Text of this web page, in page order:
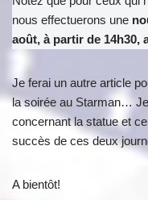
nous effectuerons une
août, à partir de 14h30,
Je ferai un autre article
la soirée au Starman…
concernant la statue et
succès de ces deux
A bientôt!